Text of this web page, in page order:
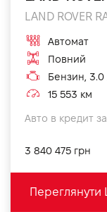
LAND ROVER
Автомат
Повний
Бензин, 3.0
15 553 км
Авто в кредит
3 840 475 грн
Переглянути